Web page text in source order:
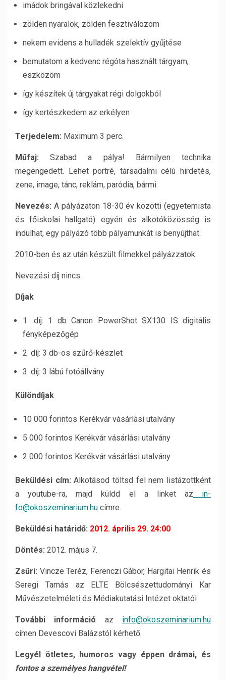
imádok bringával közlekedni
zölden nyaralok, zölden fesztiválozom
nekem evidens a hulladék szelektív gyűjtése
bemutatom a kedvenc régóta használt tárgyam,
eszközöm
így készítek új tárgyakat régi dolgokból
így kertészkedem az erkélyen
Terjedelem: Maximum 3 perc.
Műfaj:Szabad a pálya! Bármilyen technika
megengedett. Lehet portré, társadalmi célú hirde­tés,
zene, image, tánc, reklám, paródia, bármi.
Nevezés: A pályázaton 18-30 év közötti (egyetemista
és főiskolai hallgató) egyén és alkotóközösség is
indulhat, egy pályázó több pályamunkát is benyújthat.
2010-ben és az után készült filmekkel pályázzatok.
Nevezési díj nincs.
Díjak
1. díj: 1 db Canon PowerShot SX130 IS digitális
fényképezőgép
2. díj: 3 db-os szűrő-készlet
3. díj: 3 lábú fotóállvány
Különdíjak
10 000 forintos Kerékvár vásárlási utalvány
5 000 forintos Kerékvár vásárlási utalvány
2 000 forintos Kerékvár vásárlási utalvány
Beküldési cím:Alkotásod töltsd fel nem listázottként
a youtube-ra, majd küldd el a linket az
in­
fo@okoszeminarium.hu címre.
Beküldési határidő: 2012. április 29. 24:00
Döntés: 2012. május 7.
Zsűri: Vincze Teréz, Ferenczi Gábor, Hargitai Henrik és
Seregi Tamás az ELTE Bölc­sészettudományi Kar
Művészetelméleti és Médiakutatási Intézet oktatói
További információ az info@okoszeminarium.hu
címen Devescovi Balázstól kérhető.
Legyél ötletes, humoros vagy éppen drámai, és
fontos a személyes hangvétel!